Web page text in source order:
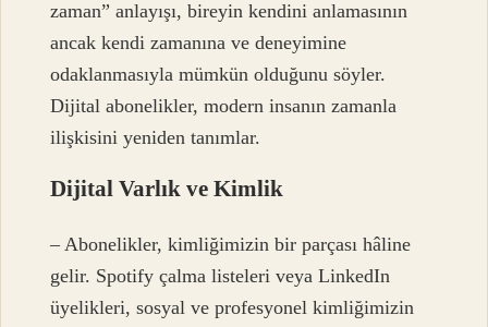
zaman” anlayışı, bireyin kendini anlamasının
ancak kendi zamanına ve deneyimine
odaklanmasıyla mümkün olduğunu söyler.
Dijital abonelikler, modern insanın zamanla
ilişkisini yeniden tanımlar.
Dijital Varlık ve Kimlik
– Abonelikler, kimliğimizin bir parçası hâline
gelir. Spotify çalma listeleri veya LinkedIn
üyelikleri, sosyal ve profesyonel kimliğimizin